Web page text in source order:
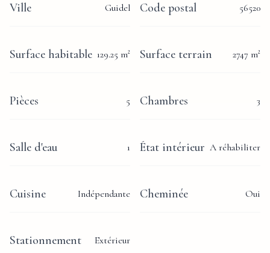
Ville Guidel Code postal 56520
Surface habitable 129.25 m² Surface terrain 2747 m²
Pièces 5 Chambres 3
Salle d'eau 1 État intérieur A réhabiliter
Cuisine Indépendante Cheminée Oui
Stationnement Extérieur